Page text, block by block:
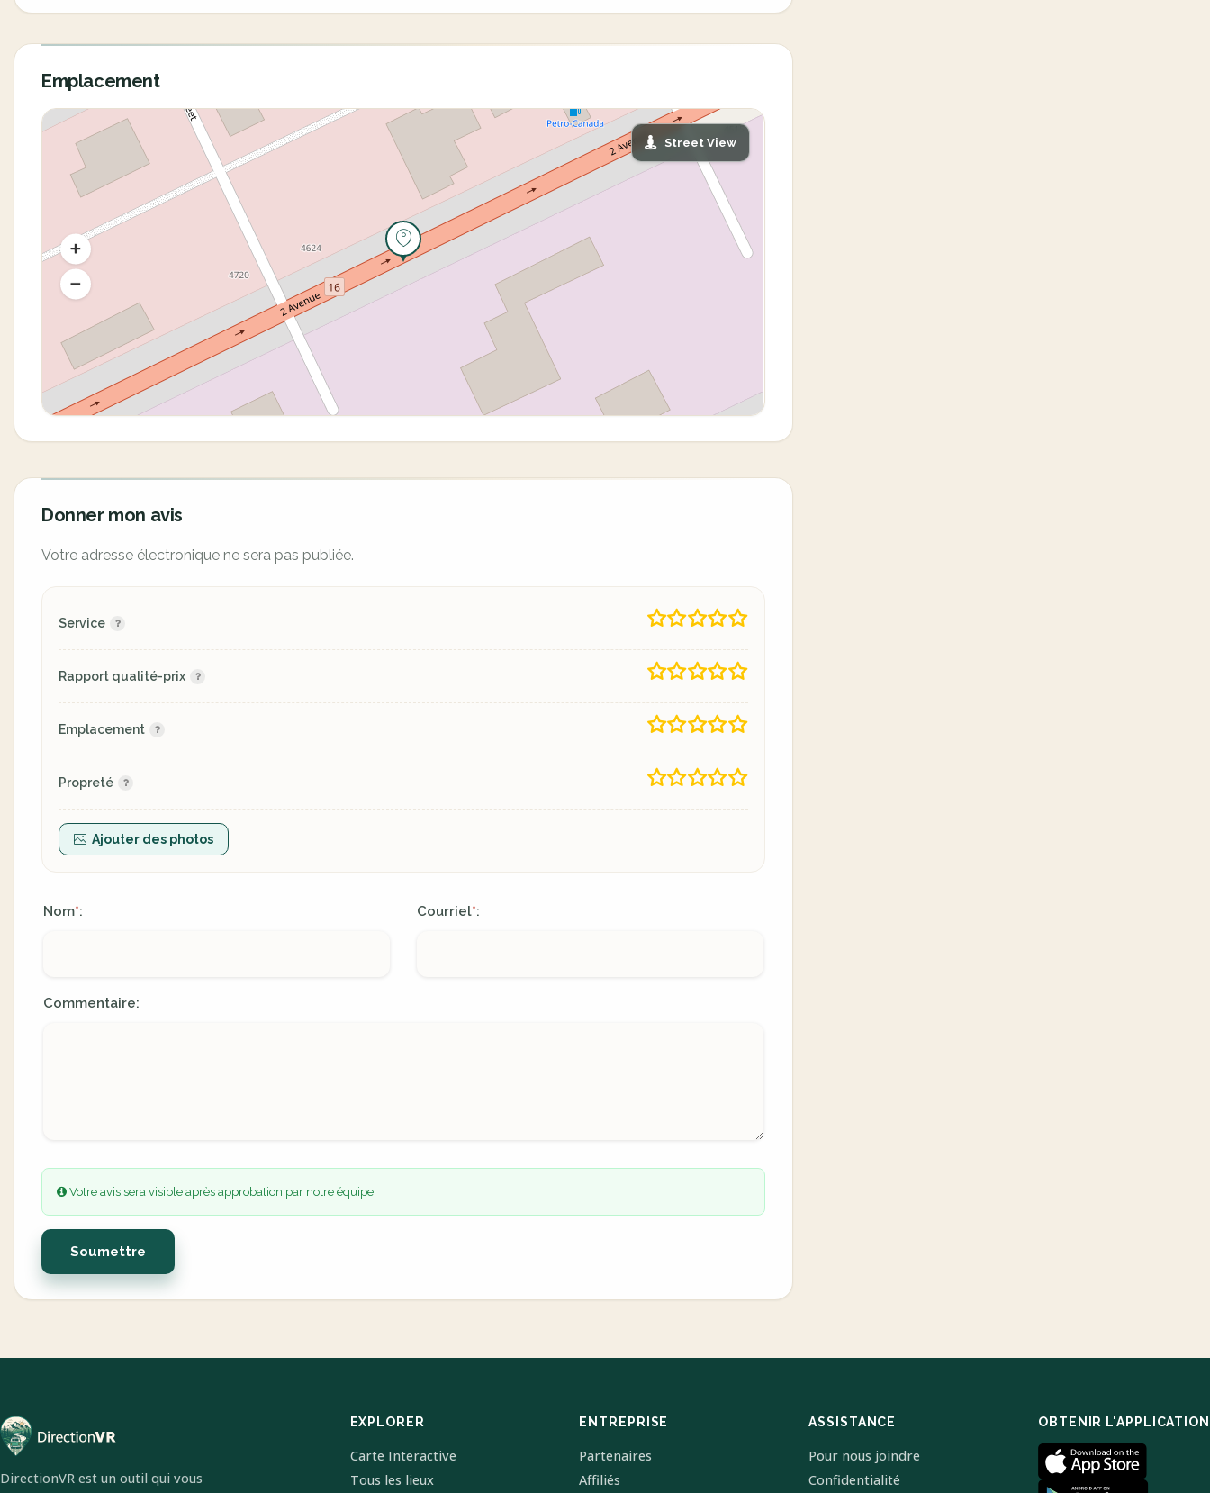
Emplacement
Street View
Donner mon avis
Votre adresse électronique ne sera pas publiée.
Service
Rapport qualité-prix
Emplacement
Propreté
Ajouter des photos
Nom*: Courriel*:
Commentaire:
Votre avis sera visible après approbation par notre équipe.
Soumettre
DirectionVR est un outil qui vous
EXPLORER
Carte Interactive
Tous les lieux
ENTREPRISE
Partenaires
Affiliés
ASSISTANCE
Pour nous joindre
Confidentialité
OBTENIR L'APPLICATION